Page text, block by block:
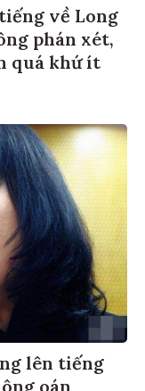
về Long
phán xét,
quá khứ ít
lên tiếng
oán